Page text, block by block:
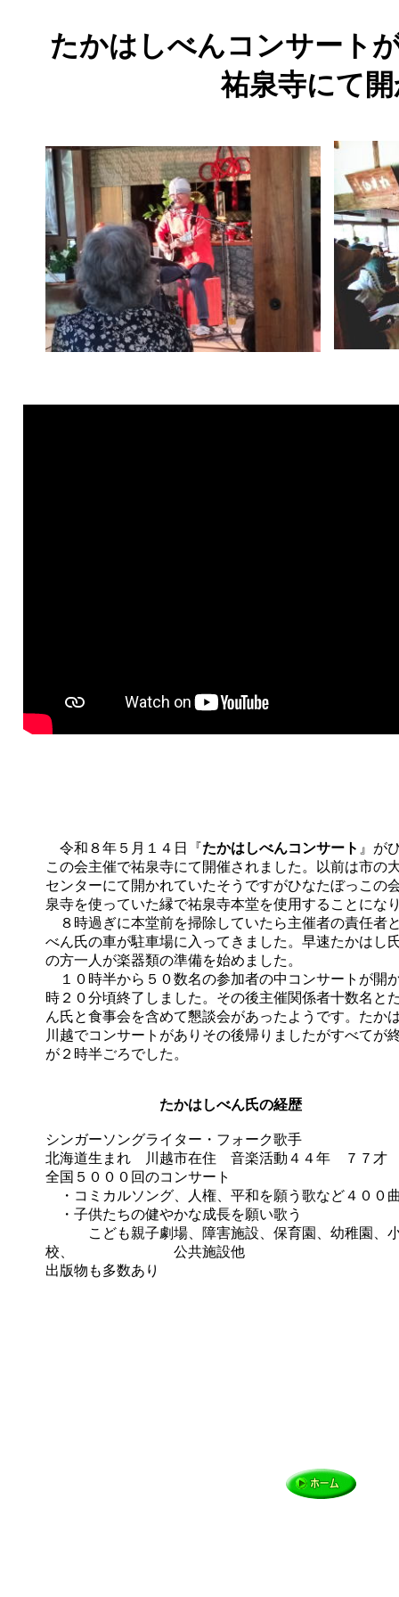
令和８年５月１４日『たかはしべんコンサート 』が
この会主催で祐泉寺にて開催されました。以前は市の
センターにて開かれていたそうですがひなたぼっこの
泉寺を使っていた縁で祐泉寺本堂を使用することにな
８時過ぎに本堂前を掃除していたら主催者の責任者
べん氏の車が駐車場に入ってきました。早速たかはし
の方一人が楽器類の準備を始めました。
１０時半から５０数名の参加者の中コンサートが開
時２０分頃終了しました。その後主催関係者十数名と
ん氏と食事会を含めて懇談会があったようです。たか
川越でコンサートがありその後帰りましたがすべてが
が２時半ごろでした。
たかはしべん氏の経歴
シンガーソングライター・フォーク歌手
北海道生まれ 川越市在住 音楽活動４４年 ７７才
全国５０００回のコンサート
・コミカルソング、人権、平和を願う歌など４００
・子供たちの健やかな成長を願い歌う
こども親子劇場、障害施設、保育園、幼稚園、
校、 公共施設他
出版物も多数あり
たかはしべんコンサート
祐泉寺にて開か